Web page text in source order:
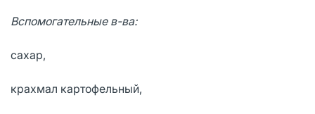
Вспомогательные в-ва:
сахар,
крахмал картофельный,